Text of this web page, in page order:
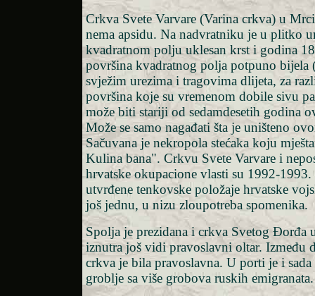
Crkva Svete Varvare (Varina crkva) u
nema apsidu. Na nadvratniku je u plitko
kvadratnom polju uklesan krst i godina
površina kvadratnog polja potpuno bijela
svježim urezima i tragovima dlijeta, za
površina koje su vremenom dobile sivu
može biti stariji od sedamdesetih godina
Može se samo nagađati šta je uništeno
Sačuvana je nekropola stećaka koju
Kulina bana". Crkvu Svete Varvare i
hrvatske okupacione vlasti su 1992-
utvrđene tenkovske položaje hrvatske
još jednu, u nizu zloupotreba spomenika.
Spolja je prezidana i crkva Svetog Đorđa
iznutra još vidi pravoslavni oltar. Između
crkva je bila pravoslavna. U porti je i
groblje sa više grobova ruskih emigranata.